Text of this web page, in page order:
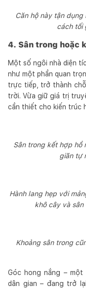
Căn hộ này tận
cách tối
4. Sân trong hoặc
Một số ngôi nhà diện
như một phần quan
trực tiếp, trở thành
trời. Vừa giữ giá trị
cần thiết cho kiến trúc
Sân trong kết hợp hồ
giãn tự
Hành lang hẹp với
khô cây và sân
Khoảng sân trong
Góc hong nắng –
dân gian – đang trở